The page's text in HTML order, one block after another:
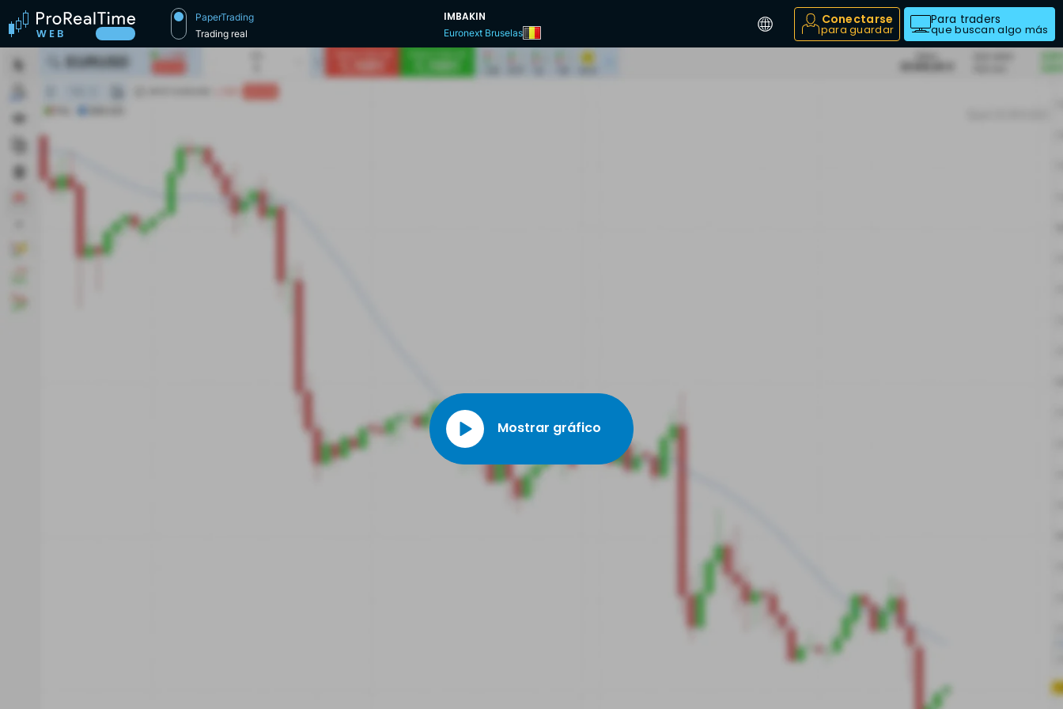
PaperTrading
Trading real
IMBAKIN
Euronext Bruselas
Conectarse
para guardar
Para traders
que buscan algo más
Mostrar gráfico